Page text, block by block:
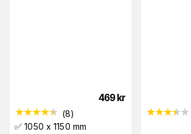
469 kr
(8)
✅ 1050 x 1150 mm